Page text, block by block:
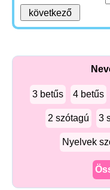
3 betűs 4 betűs
2 szótagú 3
Nyelvek